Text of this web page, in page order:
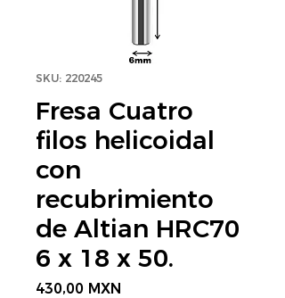
SKU: 220245
Fresa Cuatro
filos helicoidal
con
recubrimiento
de Altian HRC70
6 x 18 x 50.
430,00 MXN